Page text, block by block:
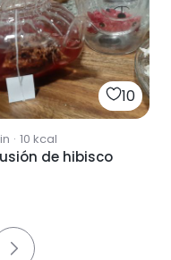
10
· 10 kcal
de hibisco